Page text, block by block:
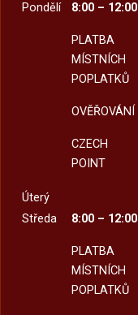
Pondělí 8:00 – 12:00
PLATBA
MÍSTNÍCH
POPLATKŮ
OVĚŘOVÁNÍ
CZECH
POINT
Úterý
Středa
8:00 – 12:00
PLATBA
MÍSTNÍCH
POPLATKŮ